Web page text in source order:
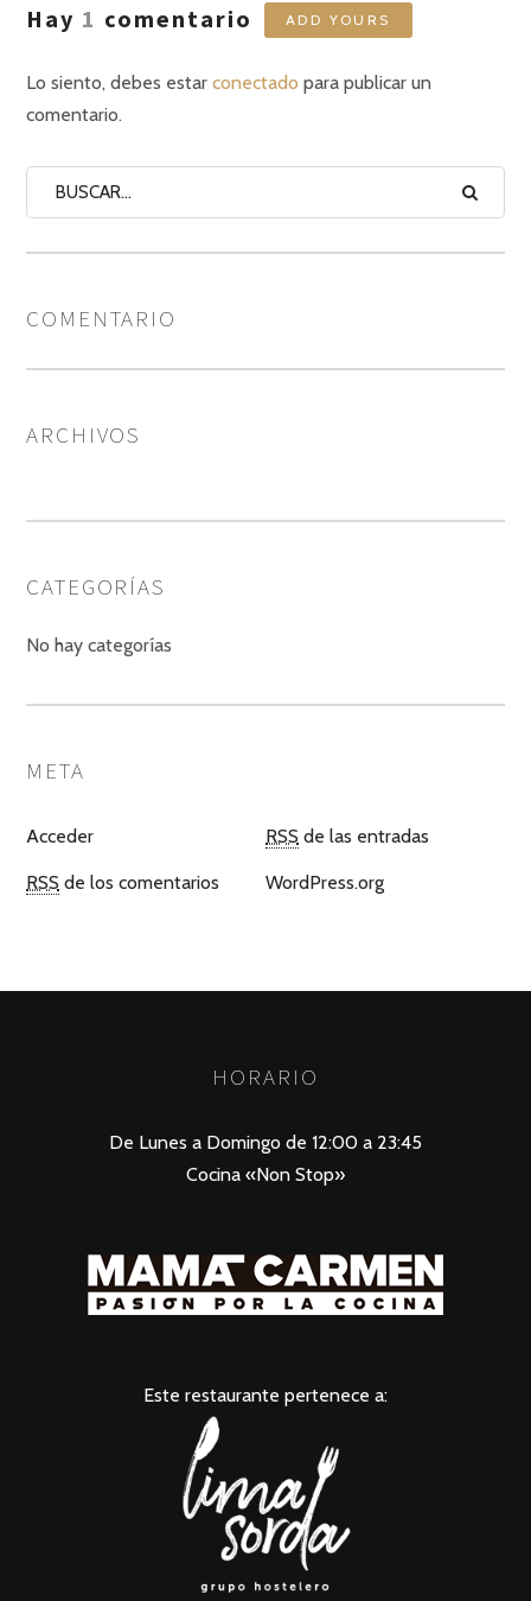
Hay 1 comentario ADD YOURS
Lo siento, debes estar conectado para publicar un
comentario.
COMENTARIO
ARCHIVOS
CATEGORÍAS
No hay categorías
META
Acceder RSS de las entradas
RSS de los comentarios WordPress.org
HORARIO
De Lunes a Domingo de 12:00 a 23:45
Cocina «Non Stop»
Este restaurante pertenece a: